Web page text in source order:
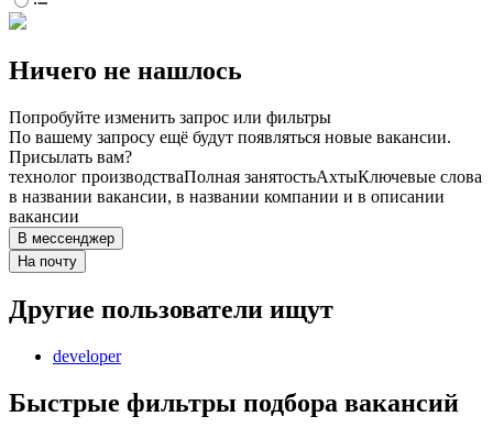
Ничего не нашлось
Попробуйте изменить запрос или фильтры
По вашему запросу ещё будут появляться новые вакансии.
Присылать вам?
технолог производстваПолная занятостьАхтыКлючевые слова
в названии вакансии, в названии компании и в описании
вакансии
В мессенджер
На почту
Другие пользователи ищут
developer
Быстрые фильтры подбора вакансий